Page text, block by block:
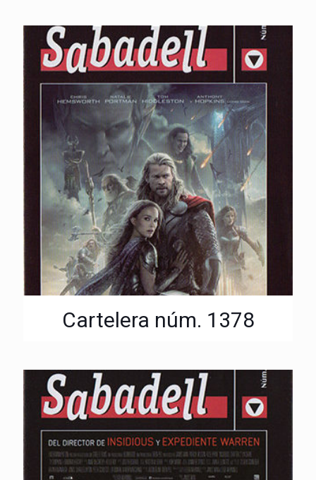
Cartelera núm. 1378